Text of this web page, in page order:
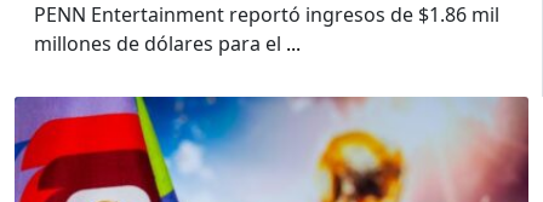
PENN Entertainment reportó ingresos de $1.86 mil
millones de dólares para el ...